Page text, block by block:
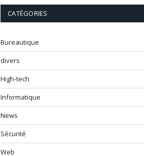
CATÉGORIES
Bureautique
divers
High-tech
Informatique
News
Sécurité
Web